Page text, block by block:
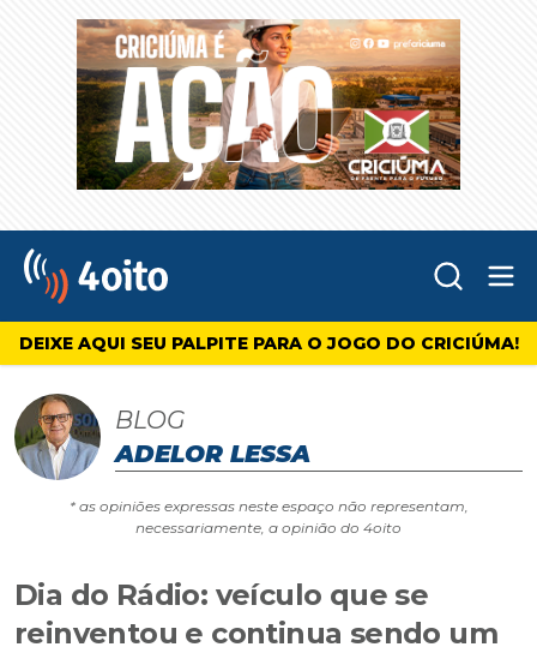
4oito
DEIXE AQUI SEU PALPITE PARA O JOGO DO CRICIÚMA!
BLOG
ADELOR LESSA
* as opiniões expressas neste espaço não representam,
necessariamente, a opinião do 4oito
Dia do Rádio: veículo que se
reinventou e continua sendo um